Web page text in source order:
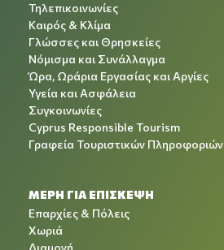
Τηλεπικοινωνίες
Καιρός & Κλίμα
Γλώσσες και Θρησκείες
Νόμισμα και Συνάλλαγμα
Ώρα, Ωράρια Εργασίας και Αργίες
Υγεία και Ασφάλεια
Συγκοινωνίες
Cyprus Responsible Tourism
Γραφεία Τουριστικών Πληροφοριών
ΜΕΡΗ ΓΙΑ ΕΠΙΣΚΕΨΗ
Επαρχίες & Πόλεις
Χωριά
Διαμονή